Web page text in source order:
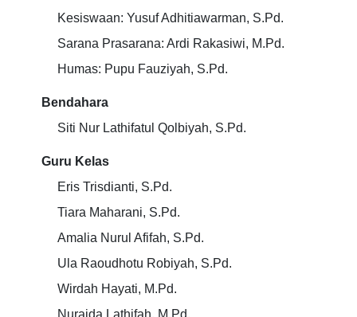
Kesiswaan: Yusuf Adhitiawarman, S.Pd.
Sarana Prasarana: Ardi Rakasiwi, M.Pd.
Humas: Pupu Fauziyah, S.Pd.
Bendahara
Siti Nur Lathifatul Qolbiyah, S.Pd.
Guru Kelas
Eris Trisdianti, S.Pd.
Tiara Maharani, S.Pd.
Amalia Nurul Afifah, S.Pd.
Ula Raoudhotu Robiyah, S.Pd.
Wirdah Hayati, M.Pd.
Nuraida Lathifah, M.Pd.